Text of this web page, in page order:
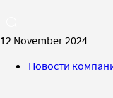
12 November 2024
Новости